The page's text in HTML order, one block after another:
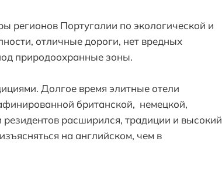
регионов Португалии по экологической и
отличные дороги, нет вредных
природоохранные зоны.
Долгое время элитные отели
британской, немецкой,
резидентов расширился, традиции и высокий
на английском, чем в